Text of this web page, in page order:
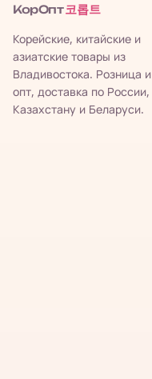
КорОпт 코롭트
Корейские, китайские и
азиатские товары из
Владивостока. Розница и
опт, доставка по России,
Казахстану и Беларуси.